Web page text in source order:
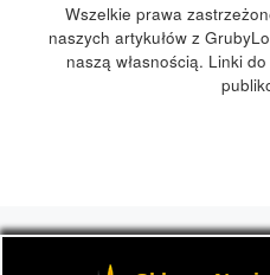
Wszelkie prawa
naszych artykułów z
naszą własnością. Linki
Przedstawia informacje o